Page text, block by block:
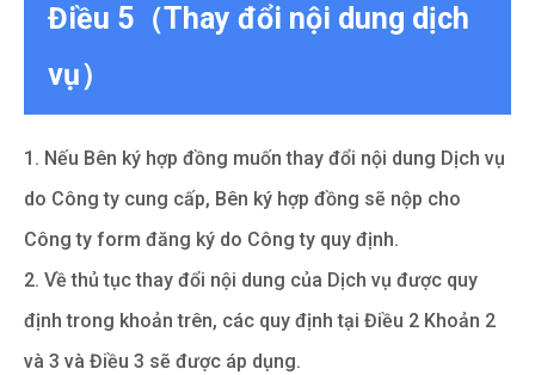
Điều 5（Thay đổi nội dung dịch
vụ）
1. Nếu Bên ký hợp đồng muốn thay đổi nội dung Dịch vụ
do Công ty cung cấp, Bên ký hợp đồng sẽ nộp cho
Công ty form đăng ký do Công ty quy định.
2. Về thủ tục thay đổi nội dung của Dịch vụ được quy
định trong khoản trên, các quy định tại Điều 2 Khoản 2
và 3 và Điều 3 sẽ được áp dụng.